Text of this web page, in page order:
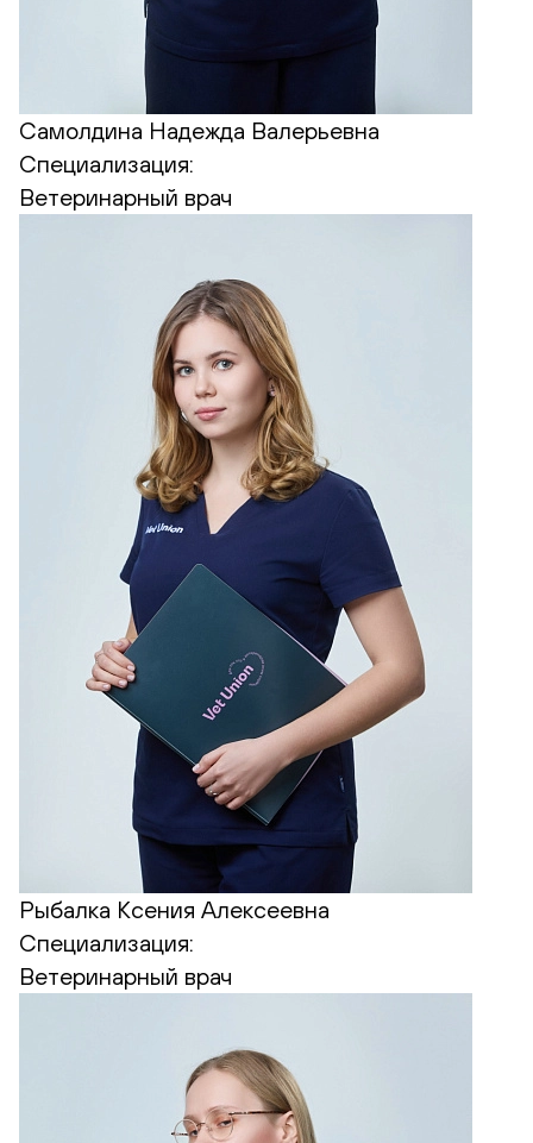
Самолдина Надежда Валерьевна
Специализация:
Ветеринарный врач
Рыбалка Ксения Алексеевна
Специализация:
Ветеринарный врач